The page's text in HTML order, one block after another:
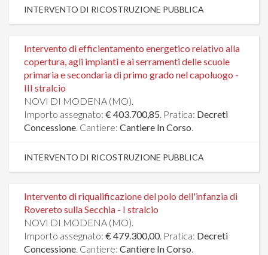
INTERVENTO DI RICOSTRUZIONE PUBBLICA
Intervento di efficientamento energetico relativo alla
copertura, agli impianti e ai serramenti delle scuole
primaria e secondaria di primo grado nel capoluogo -
III stralcio
NOVI DI MODENA (MO).
Importo assegnato: € 403.700,85. Pratica: Decreti
Concessione. Cantiere: Cantiere In Corso.
INTERVENTO DI RICOSTRUZIONE PUBBLICA
Intervento di riqualificazione del polo dell'infanzia di
Rovereto sulla Secchia - I stralcio
NOVI DI MODENA (MO).
Importo assegnato: € 479.300,00. Pratica: Decreti
Concessione. Cantiere: Cantiere In Corso.